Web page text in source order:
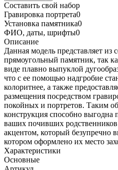
Составить свой набор
Гравировка портрета0
Установка памятника0
ФИО, даты, шрифты0
Описание
Данная модель представляет из
прямоугольный памятник, так
виде плавно выпуклой
что с ее помощью надгробие
колоритнее, а также
размещения посредством
покойных и портретов. Таким
конструкция способно
ваших почивших
акцентом, который безупречно
котором оформлено их место
Характеристики
Основные